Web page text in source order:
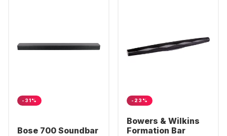
-31%
Bose 700 Soundbar
-23%
Bowers & Wilkins
Formation Bar